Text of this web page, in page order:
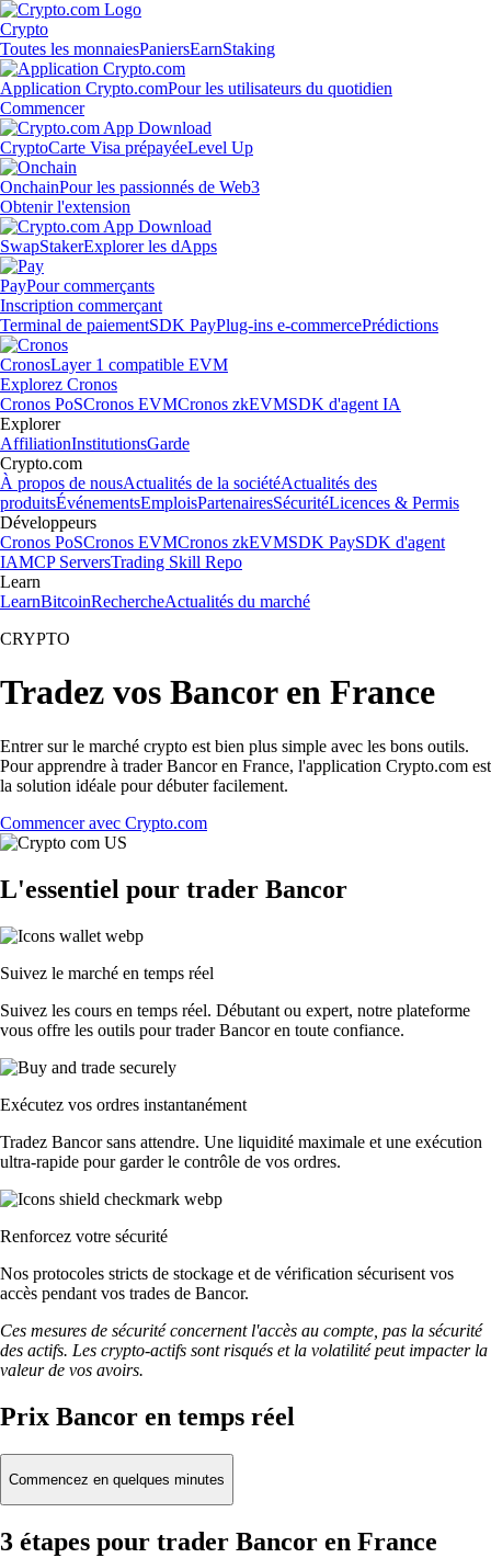
Crypto
Toutes les monnaiesPaniersEarnStaking
Application Crypto.comPour les utilisateurs du quotidien
Commencer
CryptoCarte Visa prépayéeLevel Up
OnchainPour les passionnés de Web3
Obtenir l'extension
SwapStakerExplorer les dApps
PayPour commerçants
Inscription commerçant
Terminal de paiementSDK PayPlug-ins e-commercePrédictions
CronosLayer 1 compatible EVM
Explorez Cronos
Cronos PoSCronos EVMCronos zkEVMSDK d'agent IA
Explorer
AffiliationInstitutionsGarde
Crypto.com
À propos de nousActualités de la sociétéActualités des
produitsÉvénementsEmploisPartenairesSécuritéLicences & Permis
Développeurs
Cronos PoSCronos EVMCronos zkEVMSDK PaySDK d'agent
IAMCP ServersTrading Skill Repo
Learn
LearnBitcoinRechercheActualités du marché
CRYPTO
Tradez vos Bancor en France
Entrer sur le marché crypto est bien plus simple avec les bons outils.
Pour apprendre à trader Bancor en France, l'application Crypto.com est
la solution idéale pour débuter facilement.
Commencer avec Crypto.com
L'essentiel pour trader Bancor
Suivez le marché en temps réel
Suivez les cours en temps réel. Débutant ou expert, notre plateforme
vous offre les outils pour trader Bancor en toute confiance.
Exécutez vos ordres instantanément
Tradez Bancor sans attendre. Une liquidité maximale et une exécution
ultra-rapide pour garder le contrôle de vos ordres.
Renforcez votre sécurité
Nos protocoles stricts de stockage et de vérification sécurisent vos
accès pendant vos trades de Bancor.
Ces mesures de sécurité concernent l'accès au compte, pas la sécurité
des actifs. Les crypto-actifs sont risqués et la volatilité peut impacter la
valeur de vos avoirs.
Prix Bancor en temps réel
Commencez en quelques minutes
3 étapes pour trader Bancor en France